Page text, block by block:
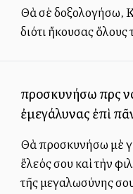
Θὰ σὲ δοξολογήσω,
διότι ἤκουσας
προσκυνήσω πρὸς
ἐμεγάλυνας ἐπὶ
Θὰ προσκυνήσω μὲ
ἔλεός σου καὶ τὴν
τῆς μεγαλωσύνης